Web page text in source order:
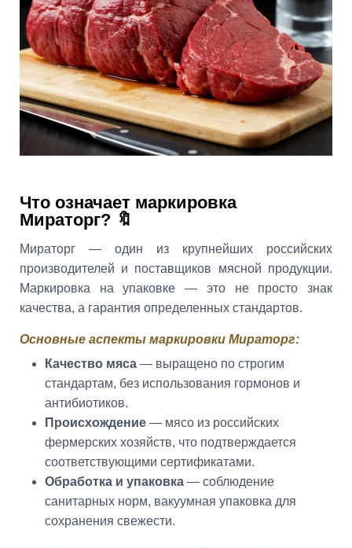
Что означает маркировка
Мираторг? 🔖
Мираторг — один из крупнейших российских
производителей и поставщиков мясной продукции.
Маркировка на упаковке — это не просто знак
качества, а гарантия определенных стандартов.
Основные аспекты маркировки Мираторг:
Качество мяса — выращено по строгим
стандартам, без использования гормонов и
антибиотиков.
Происхождение — мясо из российских
фермерских хозяйств, что подтверждается
соответствующими сертификатами.
Обработка и упаковка — соблюдение
санитарных норм, вакуумная упаковка для
сохранения свежести.